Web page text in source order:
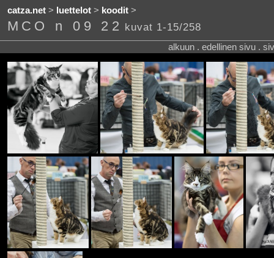
catza.net> luettelot> koodit>
MCO n 09 22 kuvat 1-15/258
alkuun . edellinen sivu .